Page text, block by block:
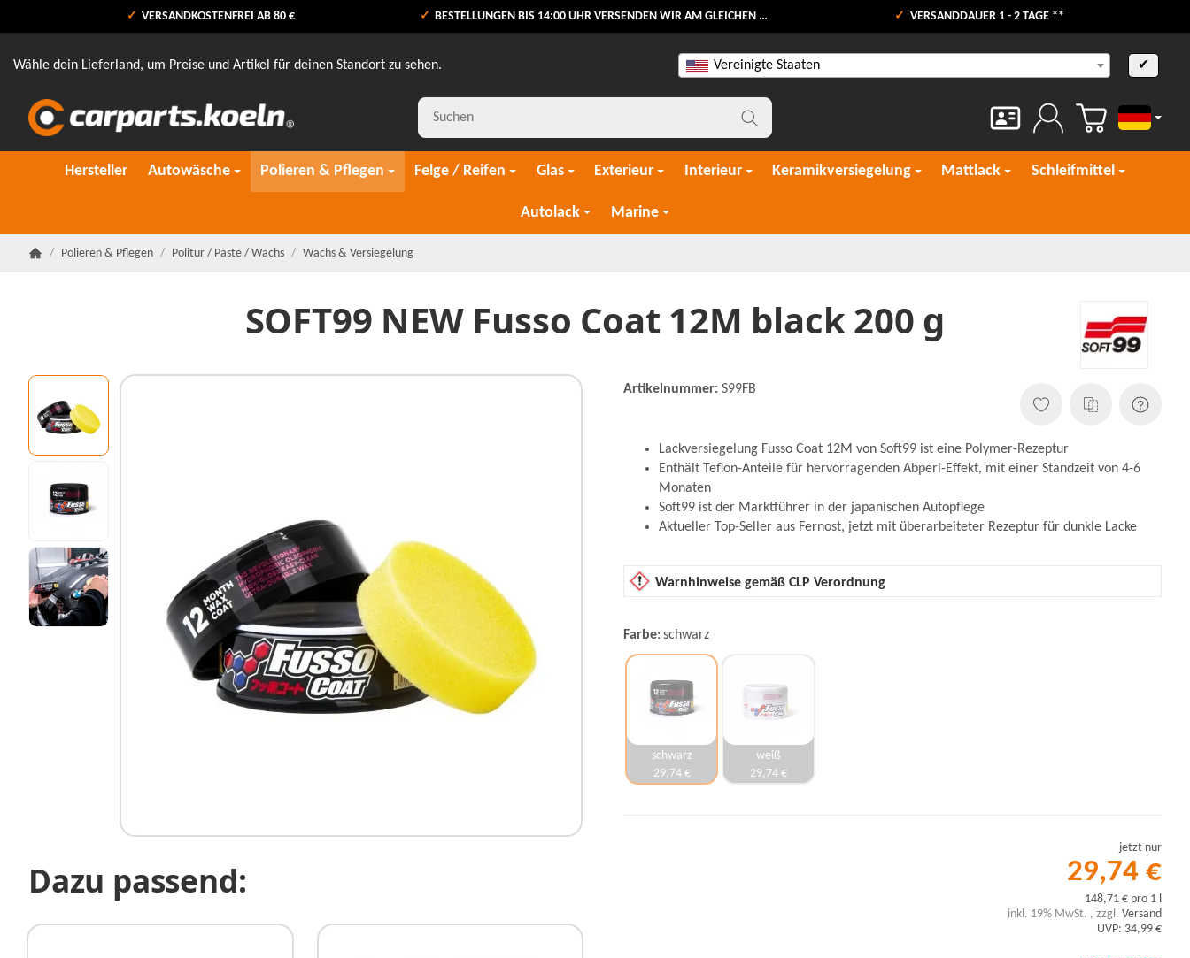
VERSANDKOSTENFREI AB 80 € BESTELLUNGEN BIS 14:00 UHR VERSENDEN WIR AM GLEICHEN WERKTAG VERSANDDAUER 1 - 2 TAGE **
Wähle dein Lieferland, um Preise und Artikel für deinen Standort zu sehen. Vereinigte Staaten ✔
Deutsch
Hersteller Autowäsche Polieren & Pflegen Felge / Reifen Glas Exterieur Interieur Keramikversiegelung Mattlack Schleifmittel
Autolack Marine
/ Polieren & Pflegen / Politur / Paste / Wachs / Wachs & Versiegelung
SOFT99 NEW Fusso Coat 12M black 200 g
Dazu passend:
Artikelnummer: S99FB
Lackversiegelung Fusso Coat 12M von Soft99 ist eine Polymer-Rezeptur
Enthält Teflon-Anteile für hervorragenden Abperl-Effekt, mit einer Standzeit von 4-6
Monaten
Soft99 ist der Marktführer in der japanischen Autopflege
Aktueller Top-Seller aus Fernost, jetzt mit überarbeiteter Rezeptur für dunkle Lacke
Warnhinweise gemäß CLP Verordnung
Farbe schwarz
schwarz
29,74 €
weiß
29,74 €
jetzt nur
29,74 €
148,71 € pro 1 l
inkl. 19% MwSt. , zzgl. Versand
UVP: 34,99 €